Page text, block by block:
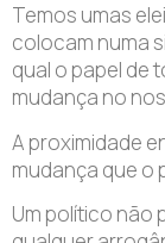
Temos umas
colocam numa
qual o papel de
mudança no
A proximidade
mudança que o
Um político não